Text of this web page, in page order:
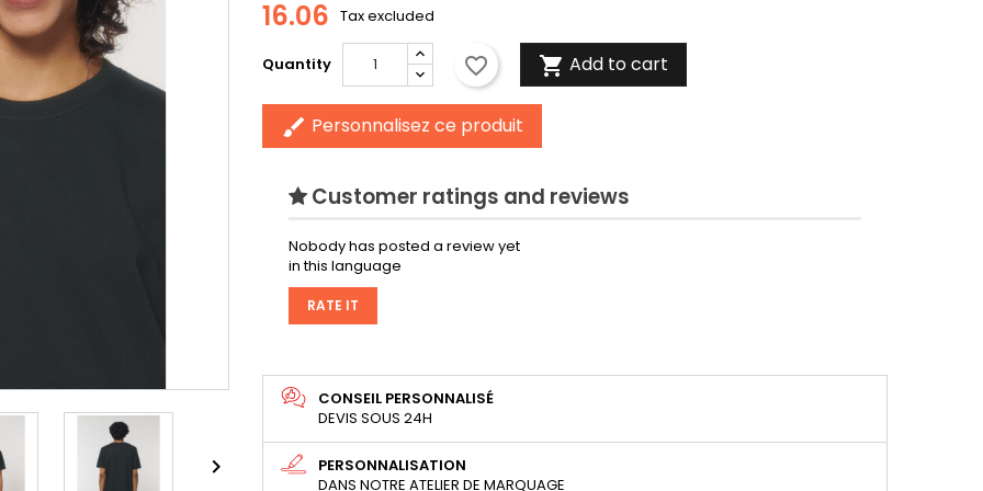

16.06 Tax excluded
Quantity favorite_border  Add to cart
brush Personnalisez ce produit
Customer ratings and reviews
Nobody has posted a review yet
in this language
RATE IT
CONSEIL PERSONNALISÉ
DEVIS SOUS 24H
PERSONNALISATION
DANS NOTRE ATELIER DE MARQUAGE